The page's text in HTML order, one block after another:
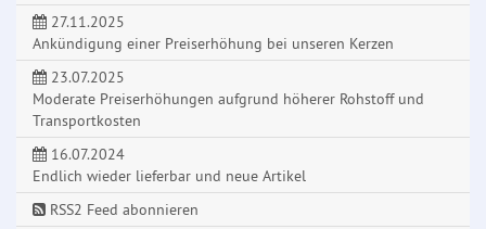
27.11.2025
Ankündigung einer Preiserhöhung bei unseren Kerzen
23.07.2025
Moderate Preiserhöhungen aufgrund höherer Rohstoff und
Transportkosten
16.07.2024
Endlich wieder lieferbar und neue Artikel
RSS2 Feed abonnieren